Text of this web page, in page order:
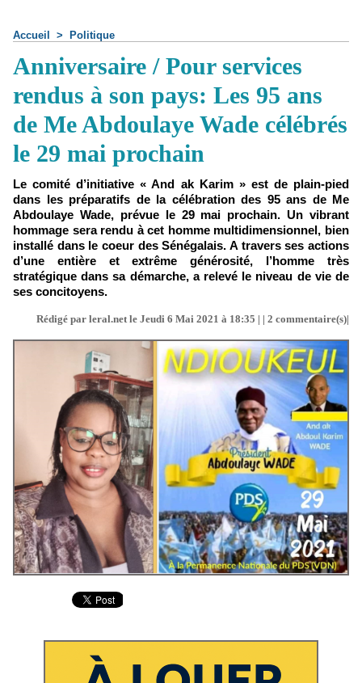
Accueil > Politique
Anniversaire / Pour services
rendus à son pays: Les 95 ans
de Me Abdoulaye Wade célébrés
le 29 mai prochain
Le comité d’initiative « And ak Karim » est de plain-pied
dans les préparatifs de la célébration des 95 ans de Me
Abdoulaye Wade, prévue le 29 mai prochain. Un vibrant
hommage sera rendu à cet homme multidimensionnel, bien
installé dans le coeur des Sénégalais. A travers ses actions
d’une entière et extrême générosité, l’homme très
stratégique dans sa démarche, a relevé le niveau de vie de
ses concitoyens.
Rédigé par leral.net le Jeudi 6 Mai 2021 à 18:35 | | 2 commentaire(s)|